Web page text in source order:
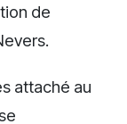
de
attaché au